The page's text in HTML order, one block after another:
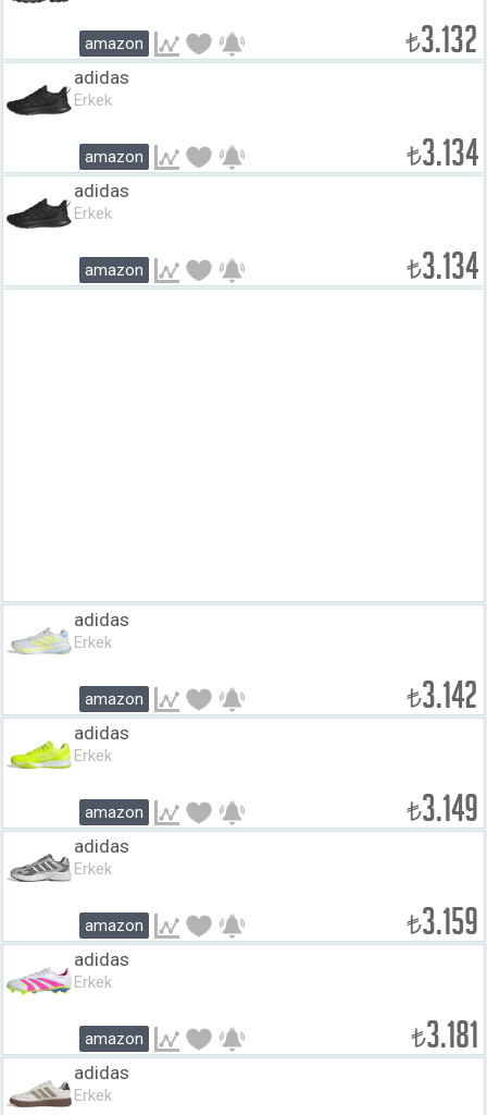
amazon ₺3.132
adidas
Erkek
amazon ₺3.134
adidas
Erkek
amazon ₺3.134
adidas
Erkek
amazon ₺3.142
adidas
Erkek
amazon ₺3.149
adidas
Erkek
amazon ₺3.159
adidas
Erkek
amazon ₺3.181
adidas
Erkek